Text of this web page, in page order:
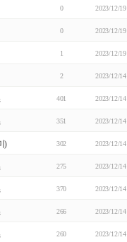
0 2023/12/19
0 2023/12/19
1 2023/12/19
2 2023/12/14
401 2023/12/14
351 2023/12/14
) 302 2023/12/14
275 2023/12/14
370 2023/12/14
266 2023/12/14
260 2023/12/14